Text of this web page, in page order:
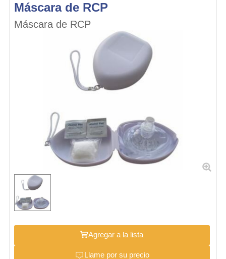
Máscara de RCP
Máscara de RCP
Agregar a la lista
Llame por su precio